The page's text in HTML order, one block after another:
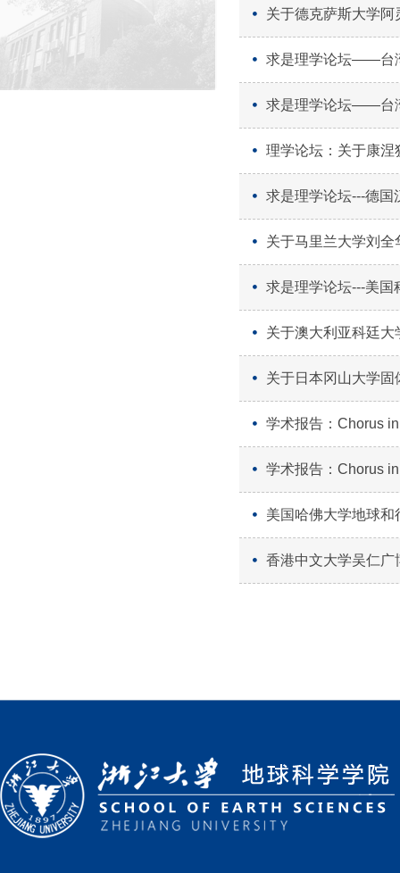
关于德克萨斯大学
求是理学论坛――台
求是理学论坛――台
理学论坛：关于康涅
求是理学论坛---德国
关于马里兰大学刘
求是理学论坛---美国
关于澳大利亚科廷
关于日本冈山大学
学术报告：Chorus
学术报告：Chorus
美国哈佛大学地球
香港中文大学吴仁广